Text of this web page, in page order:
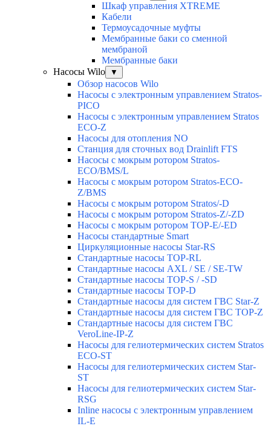
Шкаф управления XTREME
Кабели
Термоусадочные муфты
Мембранные баки со сменной
мембраной
Мембранные баки
Насосы Wilo
▼
Обзор насосов Wilo
Насосы с электронным управлением Stratos-
PICO
Насосы с электронным управлением Stratos
ECO-Z
Насосы для отопления NO
Станция для сточных вод Drainlift FTS
Насосы с мокрым ротором Stratos-
ECO/BMS/L
Насосы с мокрым ротором Stratos-ECO-
Z/BMS
Насосы с мокрым ротором Stratos/-D
Насосы с мокрым ротором Stratos-Z/-ZD
Насосы с мокрым ротором TOP-E/-ED
Насосы стандартные Smart
Циркуляционные насосы Star-RS
Стандартные насосы TOP-RL
Стандартные насосы AXL / SE / SE-TW
Стандартные насосы TOP-S / -SD
Стандартные насосы TOP-D
Стандартные насосы для систем ГВС Star-Z
Стандартные насосы для систем ГВС TOP-Z
Стандартные насосы для систем ГВС
VeroLine-IP-Z
Насосы для гелиотермических систем Stratos
ECO-ST
Насосы для гелиотермических систем Star-
ST
Насосы для гелиотермических систем Star-
RSG
Inline насосы с электронным управлением
IL-E